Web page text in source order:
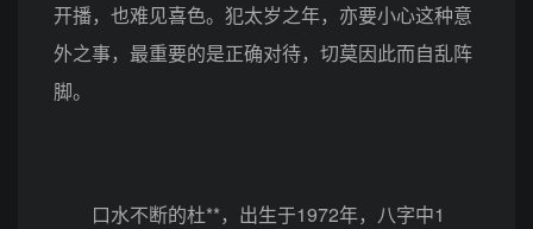
开播，也难见喜色。犯太岁之年，亦要小心这种意
外之事，最重要的是正确对待，切莫因此而自乱阵
脚。
口水不断的杜**，出生于1972年，八字中1